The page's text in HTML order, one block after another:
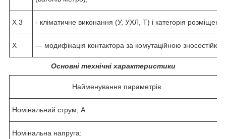
X 3 - кліматичне виконання (У, УХЛ, Т) і категорія
X — модифікація контактора за комутаційною
Основні технічні характеристики
Найменування параметрів
Номінальний струм, А
Номінальна напруга: